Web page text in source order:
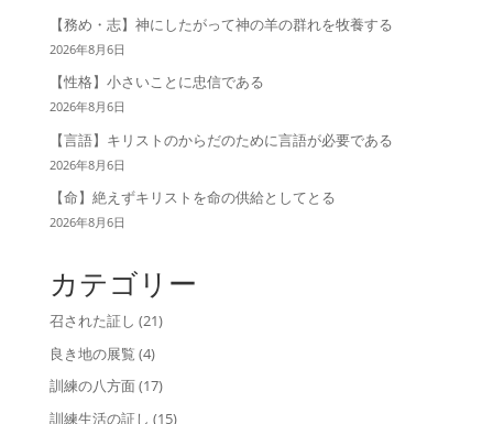
【務め・志】神にしたがって神の羊の群れを牧養する
2026年8月6日
【性格】小さいことに忠信である
2026年8月6日
【言語】キリストのからだのために言語が必要である
2026年8月6日
【命】絶えずキリストを命の供給としてとる
2026年8月6日
カテゴリー
召された証し (21)
良き地の展覧 (4)
訓練の八方面(17)
訓練生活の証し (15)